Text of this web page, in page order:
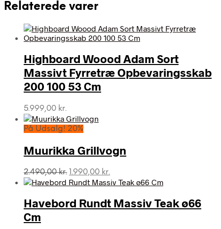
Relaterede varer
Highboard Woood Adam Sort
Massivt Fyrretræ Opbevaringsskab
200 100 53 Cm
5.999,00 kr.
På Udsalg! 20%
Muurikka Grillvogn
2.490,00kr. Den
oprindelige
var:
2.490,00 kr..
1.990,00 kr.
aktuelle
er:
1.990,00 kr..
Havebord Rundt Massiv Teak ø66
Cm